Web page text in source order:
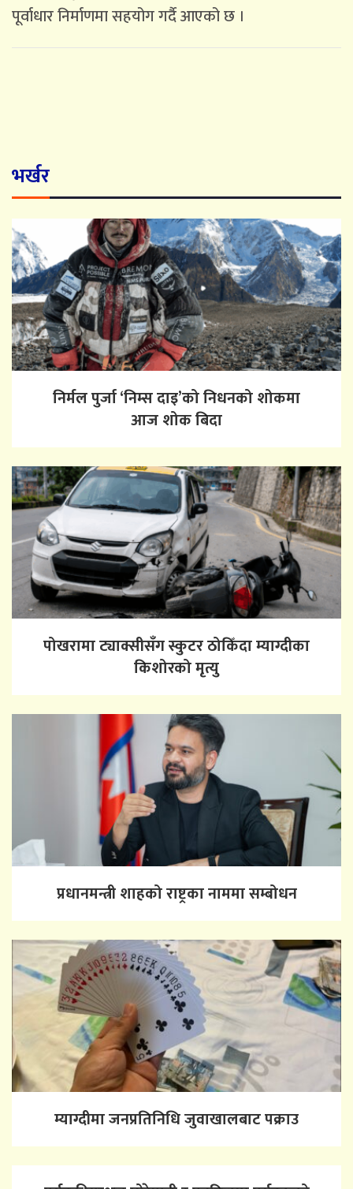
पूर्वाधार निर्माणमा सहयोग गर्दै आएको छ ।
भर्खर
निर्मल पुर्जा ‘निम्स दाइ’को निधनको शोकमा
आज शोक बिदा
पोखरामा ट्याक्सीसँग स्कुटर ठोकिँदा म्याग्दीका
किशोरको मृत्यु
प्रधानमन्त्री शाहको राष्ट्रका नाममा सम्बोधन
म्याग्दीमा जनप्रतिनिधि जुवाखालबाट पक्राउ